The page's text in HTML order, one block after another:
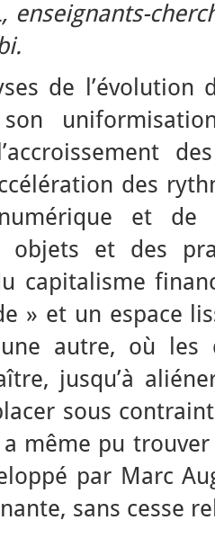
enseignants-
de l’évolution
des
et de
objets et des
capitalisme
» et un espace
autre, où les
jusqu’à
sous
même pu
par Marc
sans cesse